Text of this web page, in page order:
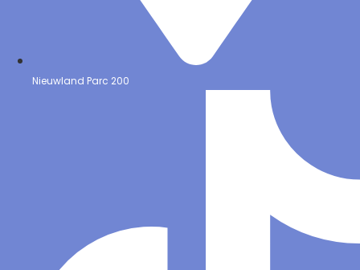
Nieuwland Parc 200